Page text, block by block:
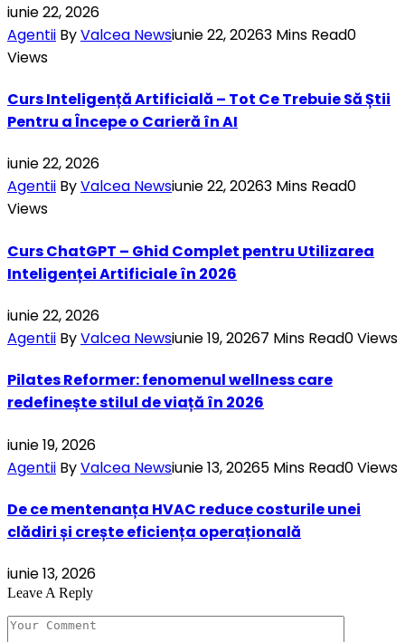
iunie 22, 2026
Agentii ByValcea Newsiunie 22, 20263 Mins Read0
Views
Curs Inteligență Artificială – Tot Ce Trebuie Să Știi
Pentru a Începe o Carieră în AI
iunie 22, 2026
Agentii ByValcea Newsiunie 22, 20263 Mins Read0
Views
Curs ChatGPT – Ghid Complet pentru Utilizarea
Inteligenței Artificiale în 2026
iunie 22, 2026
Agentii ByValcea Newsiunie 19, 20267 Mins Read0Views
Pilates Reformer: fenomenul wellness care
redefinește stilul de viață în 2026
iunie 19, 2026
Agentii ByValcea Newsiunie 13, 20265 Mins Read0Views
De ce mentenanța HVAC reduce costurile unei
clădiri și crește eficiența operațională
iunie 13, 2026
Leave A Reply